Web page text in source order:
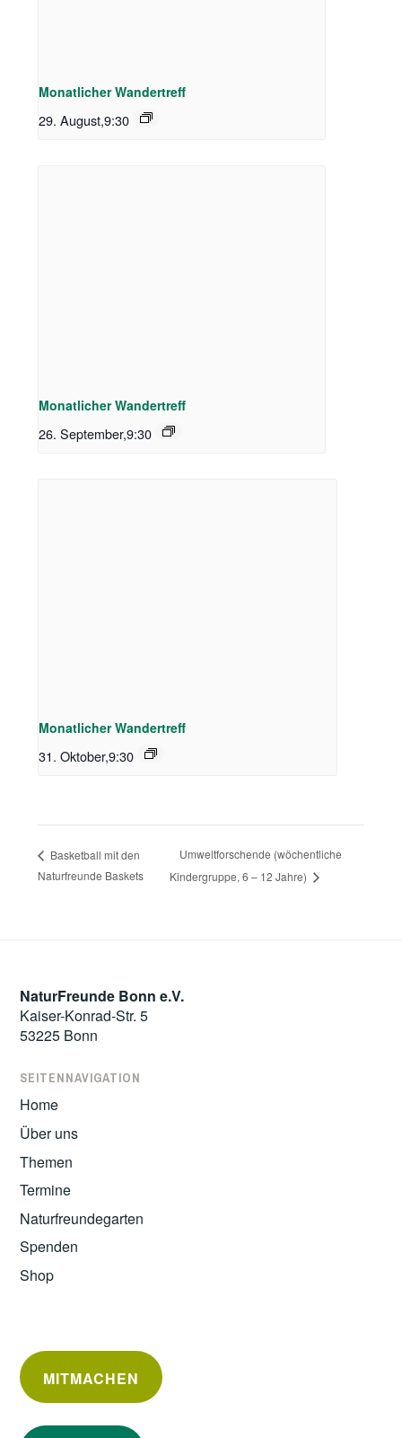
Monatlicher Wandertreff
29. August,9:30
Monatlicher Wandertreff
26. September,9:30
Monatlicher Wandertreff
31. Oktober,9:30
Basketball mit den
Naturfreunde Baskets
Umweltforschende (wöchentliche
Kindergruppe, 6 – 12 Jahre)
NaturFreunde Bonn e.V.
Kaiser-Konrad-Str. 5
53225 Bonn
SEITENNAVIGATION
Home
Über uns
Themen
Termine
Naturfreundegarten
Spenden
Shop
MITMACHEN